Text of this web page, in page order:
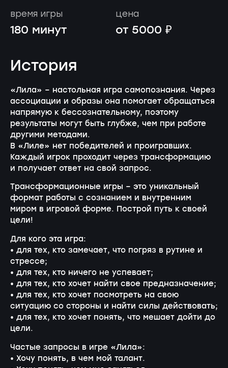
время игры
180 минут
цена
от 5000 ₽
История
«Лила» – настольная игра самопознания. Через
ассоциации и образы она помогает обращаться
напрямую к бессознательному, поэтому
результаты могут быть глубже, чем при работе
другими методами.
В «Лиле» нет победителей и проигравших.
Каждый игрок проходит через трансформацию
и получает ответ на свой запрос.
Трансформационные игры – это уникальный
формат работы с сознанием и внутренним
миром в игровой форме. Построй путь к своей
цели!
Для кого эта игра:
• для тех, кто замечает, что погряз в рутине и
стрессе;
• для тех, кто ничего не успевает;
• для тех, кто хочет найти свое предназначение;
• для тех, кто хочет посмотреть на свою
ситуацию со стороны и найти силы действовать;
• для тех, кто хочет понять, что мешает дойти до
цели.
Частые запросы в игре «Лила»:
• Хочу понять, в чем мой талант.